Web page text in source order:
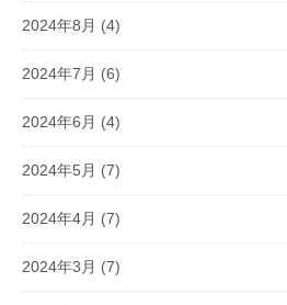
2024年8月 (4)
2024年7月 (6)
2024年6月 (4)
2024年5月 (7)
2024年4月 (7)
2024年3月 (7)